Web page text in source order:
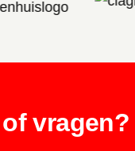
vragen?